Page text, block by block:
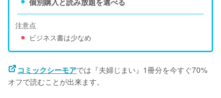
注意点
ビジネス書は少なめ
コミックシーモアでは『夫婦じまい』1冊分を今すぐ70%
オフで読むことが出来ます。